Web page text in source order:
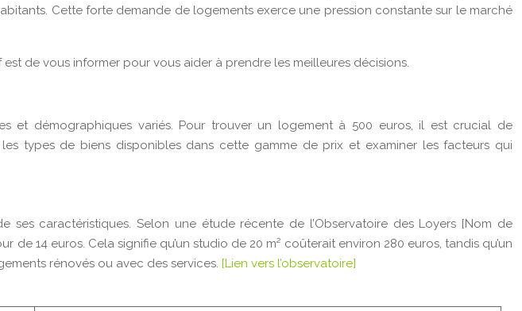
Cette forte demande de logements exerce une pression constante sur le marché
de vous informer pour vous aider à prendre les meilleures décisions.
et démographiques variés. Pour trouver un logement à 500 euros, il est crucial de
types de biens disponibles dans cette gamme de prix et examiner les facteurs qui
caractéristiques. Selon une étude récente de l’Observatoire des Loyers [Nom de
14 euros. Cela signifie qu’un studio de 20 m² coûterait environ 280 euros, tandis qu’un
rénovés ou avec des services. [Lien vers l’observatoire]